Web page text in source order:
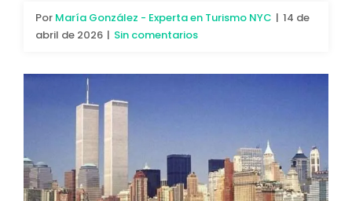
Por María González - Experta en Turismo NYC | 14 de
abril de 2026 | Sin comentarios